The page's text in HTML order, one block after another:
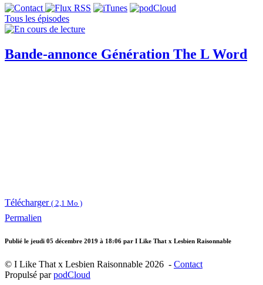
Tous les épisodes
Bande-annonce Génération The L Word
Télécharger ( 2,1 Mo )
Permalien
Publié le jeudi 05 décembre 2019 à 18:06 par I Like That x Lesbien Raisonnable
© I Like That x Lesbien Raisonnable 2026 - Contact
Propulsé parpodCloud